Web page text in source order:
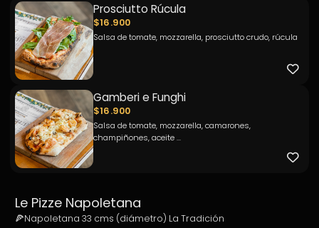
Prosciutto Rúcula
$16.900
Salsa de tomate, mozzarella, prosciutto crudo, rúcula
Gamberi e Funghi
$16.900
Salsa de tomate, mozzarella, camarones,
champiñones, aceite ...
Le Pizze Napoletana